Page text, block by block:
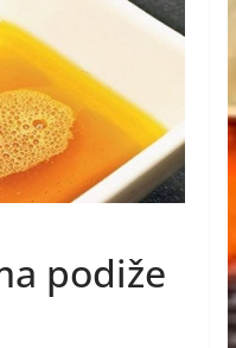
podiže